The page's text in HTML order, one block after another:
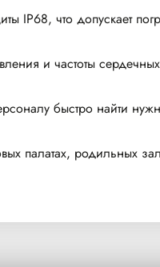
IP68, что допускает
и частоты
быстро найти
палатах, родильных